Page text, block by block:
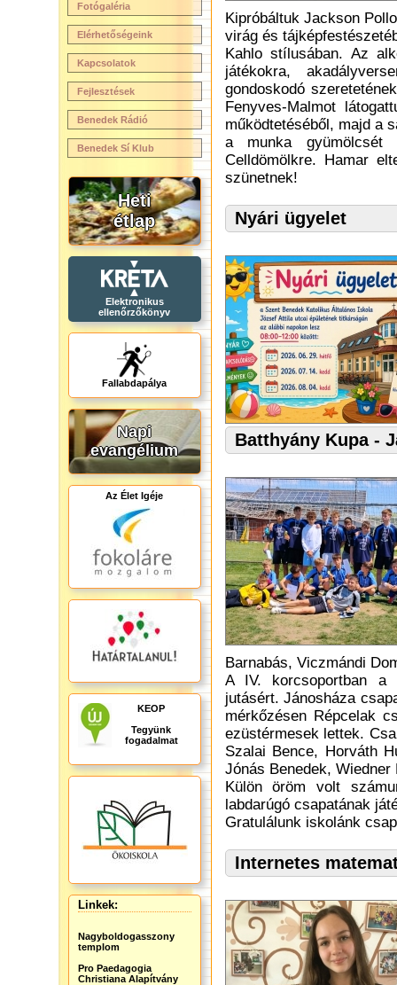
Fotógaléria
Elérhetőségeink
Kapcsolatok
Fejlesztések
Benedek Rádió
Benedek Sí Klub
Heti
étlap
Elektronikus
ellenőrzőkönyv
Fallabdapálya
Napi
evangélium
Az Élet Igéje
KEOP
Tegyünk
fogadalmat
Linkek:
Nagyboldogasszony
templom
Pro Paedagogia
Christiana Alapítvány
Kipróbáltuk Jackson
virág és
Kahlo stílusában. Az
játékokra,
gondoskodó
Fenyves-Malmot
működtetéséből, majd a
a munka
Celldömölkre. Hamar
szünetnek!
Nyári ügyelet
Batthyány Kupa -
Barnabás, Viczmándi
A IV. korcsoportban a
jutásért. Jánosháza
mérkőzésen Répcelak
ezüstérmesek lettek.
Szalai Bence, Horváth
Jónás Benedek,
Külön öröm volt
labdarúgó csapatának
Gratulálunk iskolánk
Internetes